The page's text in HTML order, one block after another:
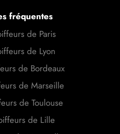
fréquentes
de Paris
de Lyon
de Bordeaux
de Marseille
de Toulouse
de Lille